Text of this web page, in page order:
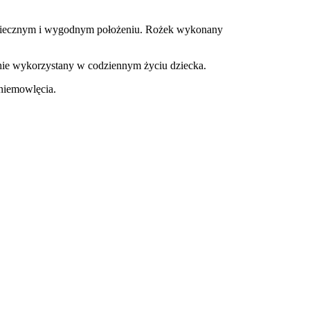
i wygodnym położeniu. Rożek wykonany
wykorzystany w codziennym życiu dziecka.